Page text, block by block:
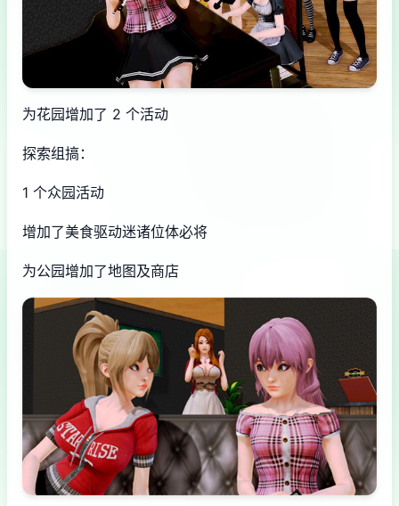
为花园增加了 2 个活动
探索组搞：
1 个众园活动
增加了美食驱动迷诸位体必将
为公园增加了地图及商店